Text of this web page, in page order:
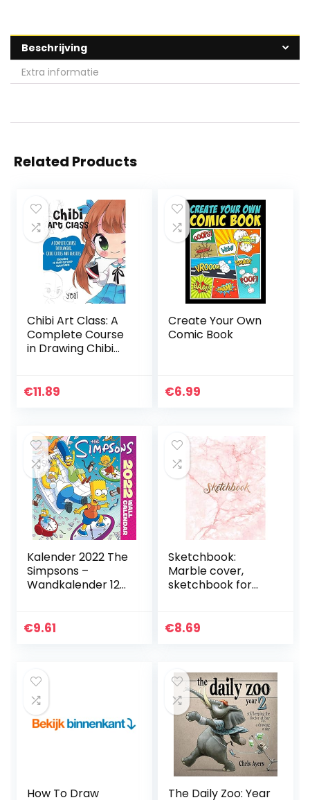
Beschrijving
Extra informatie
Related Products
Chibi Art Class: A
Complete Course
in Drawing Chibi
19 step-by-step
€11.89
Create Your Own
Comic Book
€6.99
Kalender 2022 The
Simpsons –
Wandkalender 12
2022: Original
€9.61
Sketchbook:
Marble cover,
sketchbook for
Doodling, 8.5 x 11 110
€8.69
How To Draw
The Daily Zoo: Year